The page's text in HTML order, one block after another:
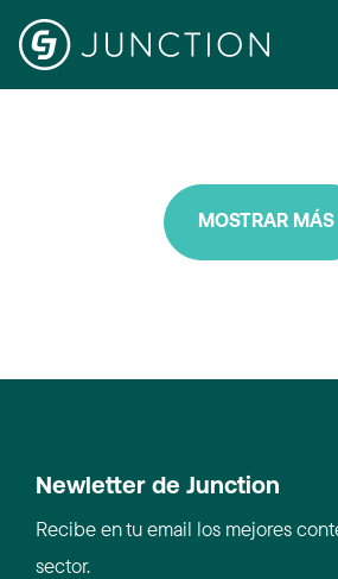
Holiday
MOSTRAR MÁS
Newletter de Junction
Recibe en tu email los mejores
sector.